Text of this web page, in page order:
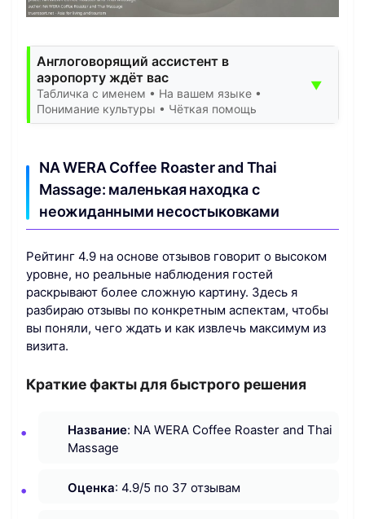
Англоговорящий ассистент в
аэропорту ждёт вас
Табличка с именем • На вашем языке •
Понимание культуры • Чёткая помощь
▼
NA WERA Coffee Roaster and Thai
Massage: маленькая находка с
неожиданными несостыковками
Рейтинг 4.9 на основе отзывов говорит о высоком
уровне, но реальные наблюдения гостей
раскрывают более сложную картину. Здесь я
разбираю отзывы по конкретным аспектам, чтобы
вы поняли, чего ждать и как извлечь максимум из
визита.
Краткие факты для быстрого решения
Название: NA WERA Coffee Roaster and Thai
Massage
Оценка: 4.9/5 по 37 отзывам